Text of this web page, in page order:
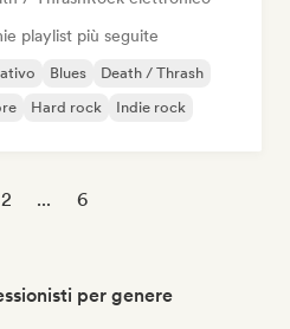
playlist più seguite
Blues
Death / Thrash
Hard rock Indie rock
2 ... 6
per genere